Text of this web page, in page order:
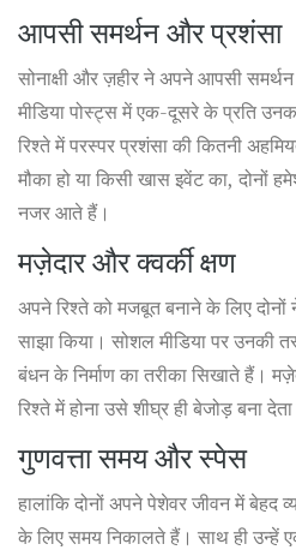
आपसी समर्थन और प्रशंसा
सोनाक्षी और ज़हीर ने अपने आपसी
मीडिया पोस्ट्स में एक-दूसरे के प्रति
रिश्ते में परस्पर प्रशंसा की कितनी
मौका हो या किसी खास इवेंट का, दोनों
नजर आते हैं।
मज़ेदार और क्वर्की क्षण
अपने रिश्ते को मजबूत बनाने के लिए दोनों
साझा किया। सोशल मीडिया पर उनकी
बंधन के निर्माण का तरीका सिखाते हैं।
रिश्ते में होना उसे शीघ्र ही बेजोड़ बना
गुणवत्ता समय और स्पेस
हालांकि दोनों अपने पेशेवर जीवन में बेहद
के लिए समय निकालते हैं। साथ ही उन्हें